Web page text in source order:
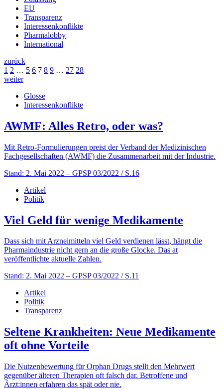
EU
Transparenz
Interessenkonflikte
Pharmalobby
International
zurück
1 2 … 5 6 7 8 9 … 27 28
weiter
Glosse
Interessenkonflikte
AWMF: Alles Retro, oder was?
Mit Retro-Formulierungen preist der Verband der Medizinischen
Fachgesellschaften (AWMF) die Zusammenarbeit mit der Industrie.
Stand: 2. Mai 2022 – GPSP 03/2022 / S.16
Artikel
Politik
Viel Geld für wenige Medikamente
Dass sich mit Arzneimitteln viel Geld verdienen lässt, hängt die
Pharmaindustrie nicht gern an die große Glocke. Das at
veröffentlichte aktuelle Zahlen.
Stand: 2. Mai 2022 – GPSP 03/2022 / S.11
Artikel
Politik
Transparenz
Seltene Krankheiten: Neue Medikamente
oft ohne Vorteile
Die Nutzenbewertung für Orphan Drugs stellt den Mehrwert
gegenüber älteren Therapien oft falsch dar. Betroffene und
Ärzt:innen erfahren das spät oder nie.